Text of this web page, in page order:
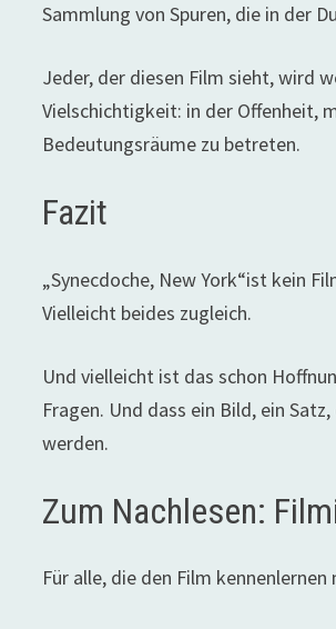
Sammlung von Spuren, die in der
Jeder, der diesen Film sieht, wird
Vielschichtigkeit: in der Offenheit,
Bedeutungsräume zu betreten.
Fazit
„Synecdoche, New York“ist kein
Vielleicht beides zugleich.
Und vielleicht ist das schon
Fragen. Und dass ein Bild, ein
werden.
Zum Nachlesen:
Für alle, die den Film